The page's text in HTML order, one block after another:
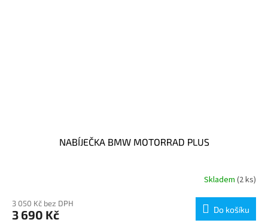
NABÍJEČKA BMW MOTORRAD PLUS
Skladem (2 ks)
3 050 Kč bez DPH
3 690 Kč Do košíku